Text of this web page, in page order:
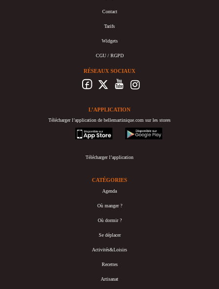
Contact
Tarifs
Widgets
CGU / RGPD
RÉSEAUX SOCIAUX
L’APPLICATION
Télécharger l’application de bellemartinique.com sur les stores
appstore
googleplay
Télécharger l’application
CATÉGORIES
Agenda
Où manger ?
Où dormir ?
Se déplacer
Activités&Loisirs
Recettes
Artisanat